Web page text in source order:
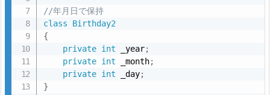
//年月日で保持
class
Birthday2
{
private int _year;
private int _month;
private int _day;
}